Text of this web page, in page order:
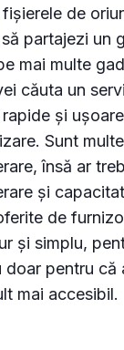
de
partajezi un
mai multe
căuta un
și
Sunt
însă ar
și
de
și simplu,
doar pentru că
mai accesibil.